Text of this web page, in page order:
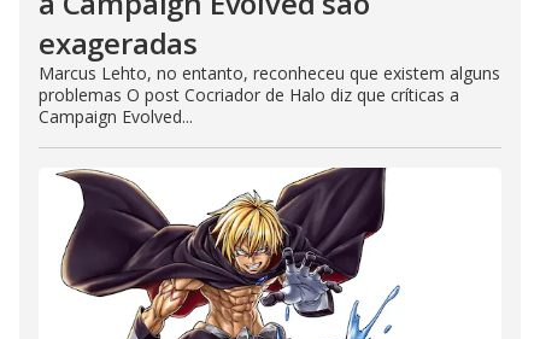
exageradas
Marcus Lehto, no entanto, reconheceu que existem alguns
problemas O post Cocriador de Halo diz que críticas a
Campaign Evolved...